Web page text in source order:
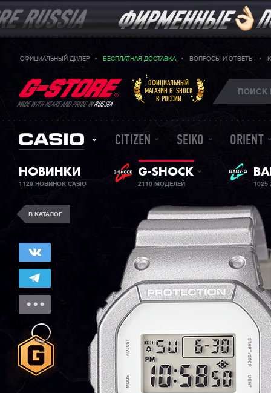
ОФИЦИАЛЬНЫЙ ДИЛЕР БЕСПЛАТНАЯ ДОСТАВКА ВОПРОСЫ И ОТВЕТЫ
MADE WITH HEART AND PRIDE INRUSSIA
ОФИЦИАЛЬНЫЙ
МАГАЗИН G-SHOCK
В РОССИИ
CITIZEN SEIKO ORIENT
НОВИНКИ
1129 НОВИНОК CASIO
G-SHOCK
2110 МОДЕЛЕЙ
В КАТАЛОГ